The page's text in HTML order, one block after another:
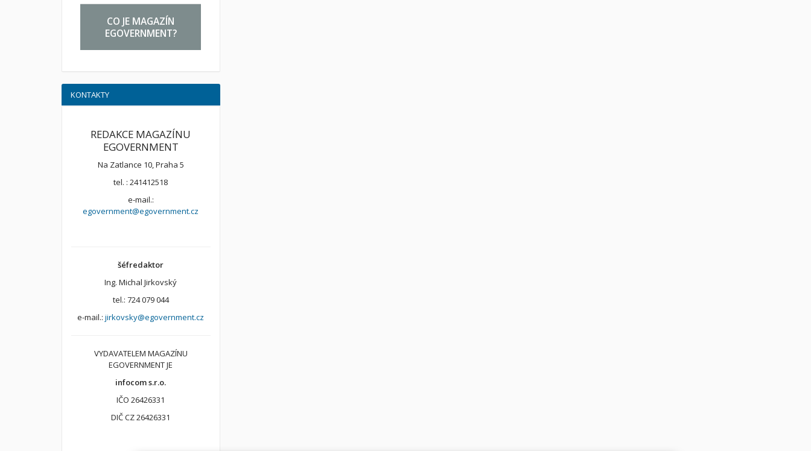
CO JE MAGAZÍN
EGOVERNMENT?
KONTAKTY
REDAKCE MAGAZÍNU
EGOVERNMENT
Na Zatlance 10, Praha 5
tel. : 241412518
e-mail.:
egovernment@egovernment.cz
šéfredaktor
Ing. Michal Jirkovský
tel.: 724 079 044
e-mail.:jirkovsky@egovernment.cz
VYDAVATELEM MAGAZÍNU
EGOVERNMENT JE
infocom s.r.o.
IČO 26426331
DIČ CZ 26426331